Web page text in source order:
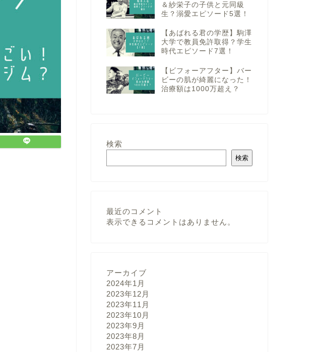
＆紗栄子の子供と元同級
生？溺愛エピソード5選！
【あばれる君の学歴】駒澤
大学で教員免許取得？学生
時代エピソード7選！
【ビフォーアフター】バー
ビーの肌が綺麗になった！
治療額は1000万超え？
検索
検索
最近のコメント
表示できるコメントはありません。
アーカイブ
2024年1月
2023年12月
2023年11月
2023年10月
2023年9月
2023年8月
2023年7月